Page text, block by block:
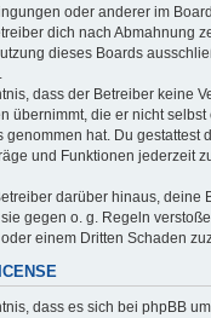
oder anderer im
dich nach Abmahnung
dieses Boards
dass der Betreiber keine
übernimmt, die er nicht selbst
genommen hat. Du gestattest
und Funktionen jederzeit
darüber hinaus, deine
gegen o. g. Regeln
einem Dritten Schaden
dass es sich bei phpBB